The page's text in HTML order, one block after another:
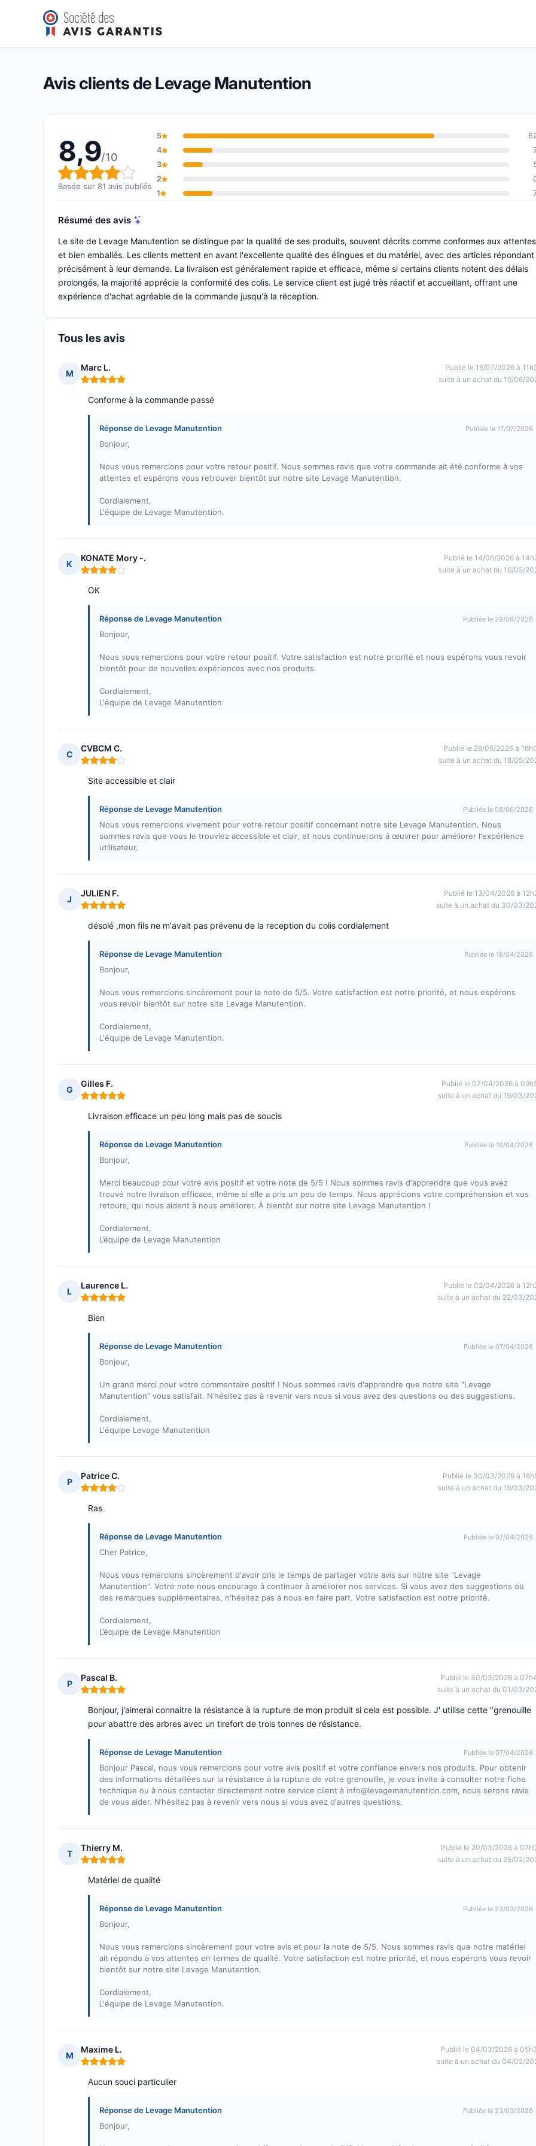
Levage Manutention
Note globale : 8,9 sur 10
8,9/10(81 avis)
Avis clients de Levage Manutention
8,9/10
Note globale : 8,9 sur 10
Basée sur 81 avis publiés
5
4
3
2
1
Résumé des avis
Le site de Levage Manutention se distingue par la qualité de ses produits, souvent décrits comme conformes aux attentes
et bien emballés. Les clients mettent en avant l'excellente qualité des élingues et du matériel, avec des articles répondant
précisément à leur demande. La livraison est généralement rapide et efficace, même si certains clients notent des délais
prolongés, la majorité apprécie la conformité des colis. Le service client est jugé très réactif et accueillant, offrant une
expérience d'achat agréable de la commande jusqu'à la réception.
Tous les avis
M
Marc L.
Note : 5 sur 5
Publié le 16/07/2026 à
suite à un achat du 19/06/
Conforme à la commande passé
Réponse de Levage Manutention Publiée le 17/07/2026
Bonjour,
Nous vous remercions pour votre retour positif. Nous sommes ravis que votre commande ait été conforme à vos
attentes et espérons vous retrouver bientôt sur notre site Levage Manutention.
Cordialement,
L'équipe de Levage Manutention.
K
KONATE Mory -.
Note : 4 sur 5
Publié le 14/06/2026 à
suite à un achat du 16/05/
OK
Réponse de Levage Manutention Publiée le 29/06/2026
Bonjour,
Nous vous remercions pour votre retour positif. Votre satisfaction est notre priorité et nous espérons vous revoir
bientôt pour de nouvelles expériences avec nos produits.
Cordialement,
L'équipe de Levage Manutention
C
CVBCM C.
Note : 4 sur 5
Publié le 29/05/2026 à
suite à un achat du 18/05/
Site accessible et clair
Réponse de Levage Manutention Publiée le 08/06/2026
Nous vous remercions vivement pour votre retour positif concernant notre site Levage Manutention. Nous
sommes ravis que vous le trouviez accessible et clair, et nous continuerons à œuvrer pour améliorer l'expérience
utilisateur.
J
JULIEN F.
Note : 5 sur 5
Publié le 13/04/2026 à
suite à un achat du 30/03/
désolé ,mon fils ne m'avait pas prévenu de la reception du colis cordialement
Réponse de Levage Manutention Publiée le 16/04/2026
Bonjour,
Nous vous remercions sincèrement pour la note de 5/5. Votre satisfaction est notre priorité, et nous espérons
vous revoir bientôt sur notre site Levage Manutention.
Cordialement,
L'équipe de Levage Manutention.
G
Gilles F.
Note : 5 sur 5
Publié le 07/04/2026 à
suite à un achat du 19/03/
Livraison efficace un peu long mais pas de soucis
Réponse de Levage Manutention Publiée le 10/04/2026
Bonjour,
Merci beaucoup pour votre avis positif et votre note de 5/5 ! Nous sommes ravis d'apprendre que vous avez
trouvé notre livraison efficace, même si elle a pris un peu de temps. Nous apprécions votre compréhension et vos
retours, qui nous aident à nous améliorer. À bientôt sur notre site Levage Manutention !
Cordialement,
L’équipe de Levage Manutention
L
Laurence L.
Note : 5 sur 5
Publié le 02/04/2026 à
suite à un achat du 22/03/
Bien
Réponse de Levage Manutention Publiée le 07/04/2026
Bonjour,
Un grand merci pour votre commentaire positif ! Nous sommes ravis d'apprendre que notre site "Levage
Manutention" vous satisfait. N’hésitez pas à revenir vers nous si vous avez des questions ou des suggestions.
Cordialement,
L'équipe Levage Manutention
P
Patrice C.
Note : 4 sur 5
Publié le 30/03/2026 à
suite à un achat du 19/03/
Ras
Réponse de Levage Manutention Publiée le 07/04/2026
Cher Patrice,
Nous vous remercions sincèrement d'avoir pris le temps de partager votre avis sur notre site "Levage
Manutention". Votre note nous encourage à continuer à améliorer nos services. Si vous avez des suggestions ou
des remarques supplémentaires, n'hésitez pas à nous en faire part. Votre satisfaction est notre priorité.
Cordialement,
L’équipe de Levage Manutention
P
Pascal B.
Note : 5 sur 5
Publié le 30/03/2026 à
suite à un achat du 01/03/
Bonjour, j'aimerai connaitre la résistance à la rupture de mon produit si cela est possible. J' utilise cette "grenouille
pour abattre des arbres avec un tirefort de trois tonnes de résistance.
Réponse de Levage Manutention Publiée le 07/04/2026
Bonjour Pascal, nous vous remercions pour votre avis positif et votre confiance envers nos produits. Pour obtenir
des informations détaillées sur la résistance à la rupture de votre grenouille, je vous invite à consulter notre fiche
technique ou à nous contacter directement notre service client à info@levagemanutention.com, nous serons ravis
de vous aider. N’hésitez pas à revenir vers nous si vous avez d'autres questions.
T
Thierry M.
Note : 5 sur 5
Publié le 20/03/2026 à
suite à un achat du 25/02/
Matériel de qualité
Réponse de Levage Manutention Publiée le 23/03/2026
Bonjour,
Nous vous remercions sincèrement pour votre avis et pour la note de 5/5. Nous sommes ravis que notre matériel
ait répondu à vos attentes en termes de qualité. Votre satisfaction est notre priorité, et nous espérons vous revoir
bientôt sur notre site Levage Manutention.
Cordialement,
L'équipe de Levage Manutention.
M
Maxime L.
Note : 5 sur 5
Publié le 04/03/2026 à
suite à un achat du 04/02/
Aucun souci particulier
Réponse de Levage Manutention Publiée le 23/03/2026
Bonjour,